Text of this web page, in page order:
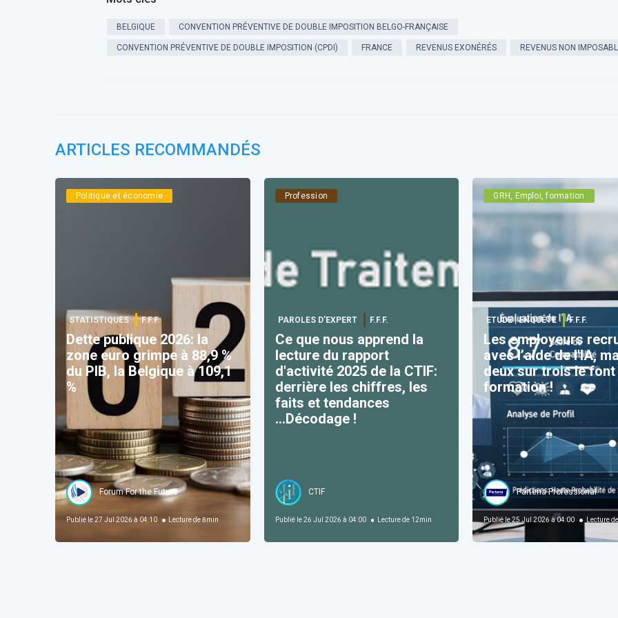
BELGIQUE CONVENTION PRÉVENTIVE DE DOUBLE IMPOSITION BELGO-FRANÇAISE
CONVENTION PRÉVENTIVE DE DOUBLE IMPOSITION (CPDI) FRANCE REVENUS EXONÉRÉS REVENUS NON
ARTICLES RECOMMANDÉS
Politique et économie
STATISTIQUES F.F.F.
Dette publique 2026: la
zone euro grimpe à 88,9 %
du PIB, la Belgique à 109,1
%
Forum For the Future
Publié le27 Jul 2026 à 04:10 Lecture de 8min
Profession
PAROLES D’EXPERT F.F.F.
Ce que nous apprend la
lecture du rapport
d'activité 2025 de la CTIF:
derrière les chiffres, les
faits et tendances
...Décodage !
CTIF
Publié le26 Jul 2026 à 04:00 Lecture de 12min
GRH, Emploi, formation
ETUDE | ENQUÊTE F.F.F.
Les employeurs
avec l’aide de l'IA,
deux sur trois le
formation !
Partena Professional
Publié le25 Jul 2026 à 04:00 Lecture de